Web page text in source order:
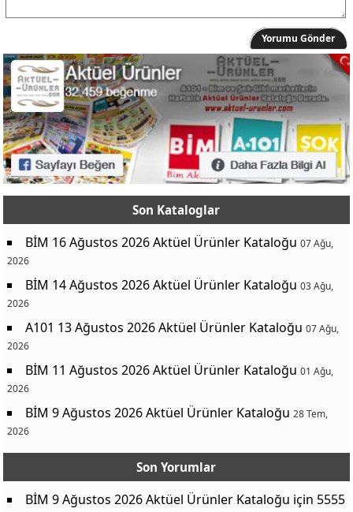
Yorumu Gönder
Son Kataloglar
BİM 16 Ağustos 2026 Aktüel Ürünler Kataloğu 07 Ağu,
2026
BİM 14 Ağustos 2026 Aktüel Ürünler Kataloğu 03 Ağu,
2026
A101 13 Ağustos 2026 Aktüel Ürünler Kataloğu 07 Ağu,
2026
BİM 11 Ağustos 2026 Aktüel Ürünler Kataloğu 01 Ağu,
2026
BİM 9 Ağustos 2026 Aktüel Ürünler Kataloğu 28 Tem,
2026
Son Yorumlar
BİM 9 Ağustos 2026 Aktüel Ürünler Kataloğu için 5555